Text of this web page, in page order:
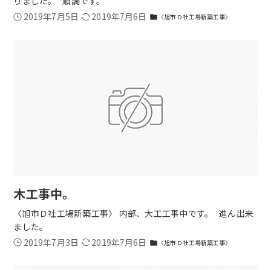
2019年7月5日
2019年7月6日 folder 〈旭市Ｄ社工場新築工事〉
木工事中。
〈旭市Ｄ社工場新築工事〉 内部、大工工事中です。 進ん出来
ました。
2019年7月3日
2019年7月6日 folder 〈旭市Ｄ社工場新築工事〉